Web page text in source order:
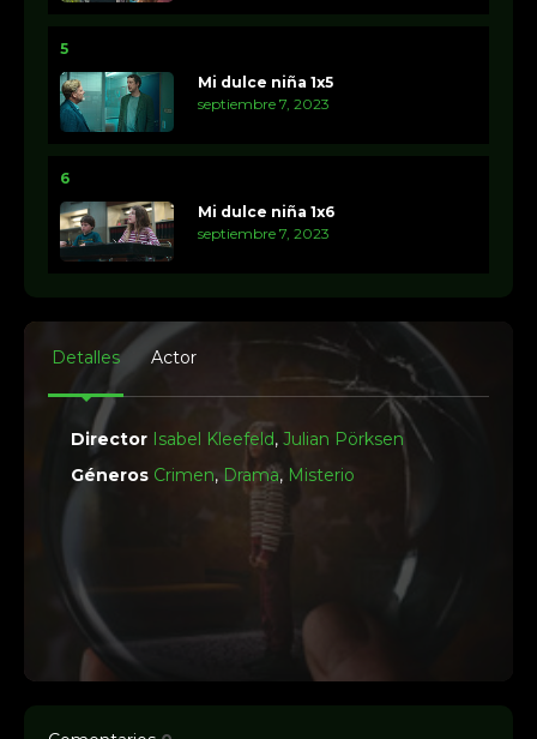
5
Mi dulce niña 1x5
septiembre 7, 2023
6
Mi dulce niña 1x6
septiembre 7, 2023
Detalles Actor
Director Isabel Kleefeld,Julian Pörksen
Géneros Crimen, Drama, Misterio